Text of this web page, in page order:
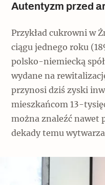
Autentyzm przed
Przykład cukrowni w
ciągu jednego roku
polsko-niemiecką
wydane na
przynosi dziś zyski
mieszkańcom 13-
można znaleźć nawet
dekady temu